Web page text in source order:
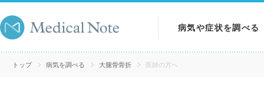
病気や症状を調べる
病気を調べる
トップ 病気を調べる 大腿骨骨折 医師の方へ